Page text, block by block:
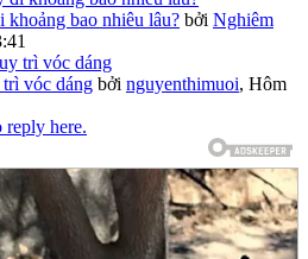
bao nhiêu lâu? bởi Nghiêm
trì vóc dáng bởi nguyenthimuoi, Hôm
reply here.